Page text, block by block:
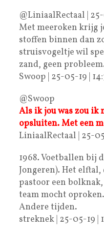
@LiniaalRectaal |
Met meeroken krijg
stoffen binnen dan
struisvogeltje wil
zand, geen
Swoop | 25-05-19 |
@Swoop
Als ik jou was zou ik
opsluiten. Met een
LiniaalRectaal | 25-
1968. Voetballen bij
Jongeren). Het
pastoor een
team mocht
Andere tijden.
streknek | 25-05-19 |